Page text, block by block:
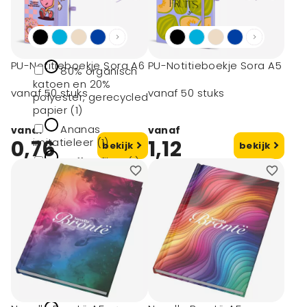
Materiaal
80% organisch
katoen en 20%
polyester, gerecycled
papier (1)
Ananas
imitatieleer (1)
Coffee fibre (1)
Kurk (1)
Fsc certified
paper (1)
toon meer
Materiaal type
PU-Notitieboekje Sora A6
vanaf 50 stuks
vanaf
0,76 bekijk
PU-Notitieboekje Sora A5
vanaf 50 stuks
vanaf
1,12 bekijk